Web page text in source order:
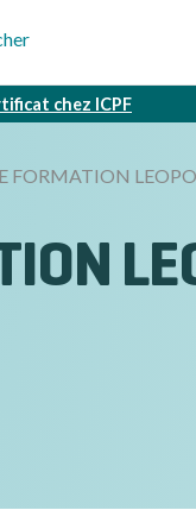
chez ICPF
FORMATION